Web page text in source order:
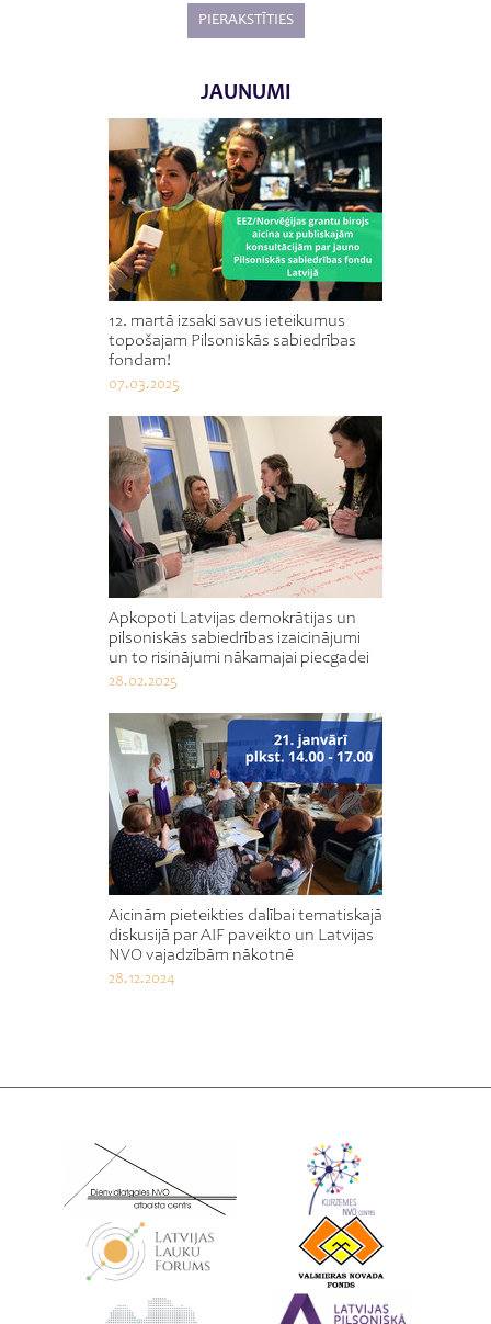
JAUNUMI
12. martā izsaki savus ieteikumus
topošajam Pilsoniskās sabiedrības
fondam!
07.03.2025
Apkopoti Latvijas demokrātijas un
pilsoniskās sabiedrības izaicinājumi
un to risinājumi nākamajai piecgadei
28.02.2025
Aicinām pieteikties dalībai tematiskajā
diskusijā par AIF paveikto un Latvijas
NVO vajadzībām nākotnē
28.12.2024